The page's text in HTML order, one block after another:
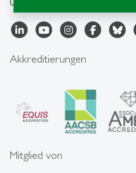
Universität St.Gallen
Akkreditierungen
Mitglied von